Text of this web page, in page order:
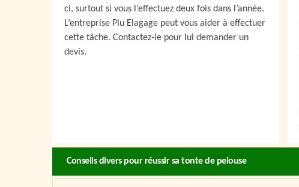
ci, surtout si vous l’effectuez deux fois dans l’année.
L’entreprise Plu Elagage peut vous aider à effectuer
cette tâche. Contactez-le pour lui demander un
devis.
Conseils divers pour réussir sa tonte de pelouse